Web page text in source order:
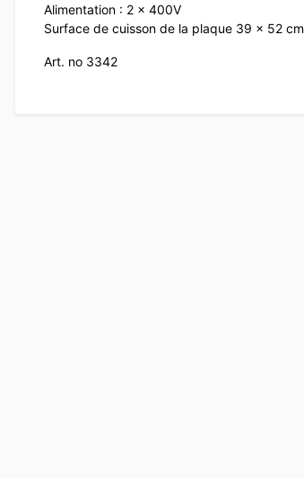
Alimentation : 2 x 400V
Surface de cuisson de la plaque 39 x 52 cm
Art. no 3342